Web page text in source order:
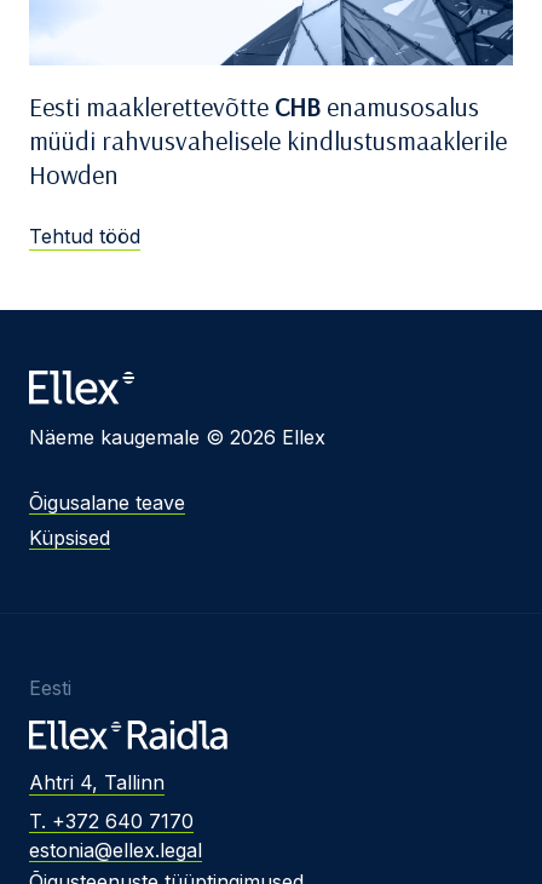
Eesti maaklerettevõtte CHB enamusosalus
müüdi rahvusvahelisele kindlustusmaaklerile
Howden
Tehtud tööd
Näeme kaugemale © 2026 Ellex
Õigusalane teave
Küpsised
Eesti
Ahtri 4, Tallinn
T. +372 640 7170
estonia@ellex.legal